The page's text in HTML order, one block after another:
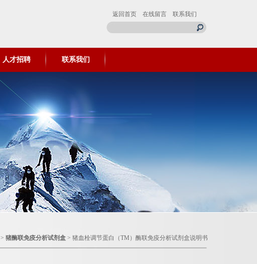
返回首页 在线留言 联系我们
人才招聘 联系我们
> 猪酶联免疫分析试剂盒 > 猪血栓调节蛋白（TM）酶联免疫分析试剂盒说明书